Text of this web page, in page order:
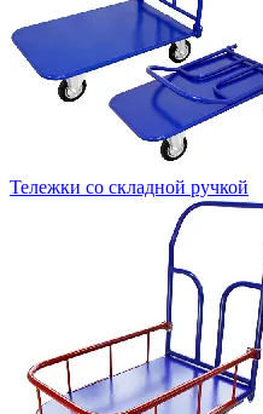
Тележки со складной ручкой